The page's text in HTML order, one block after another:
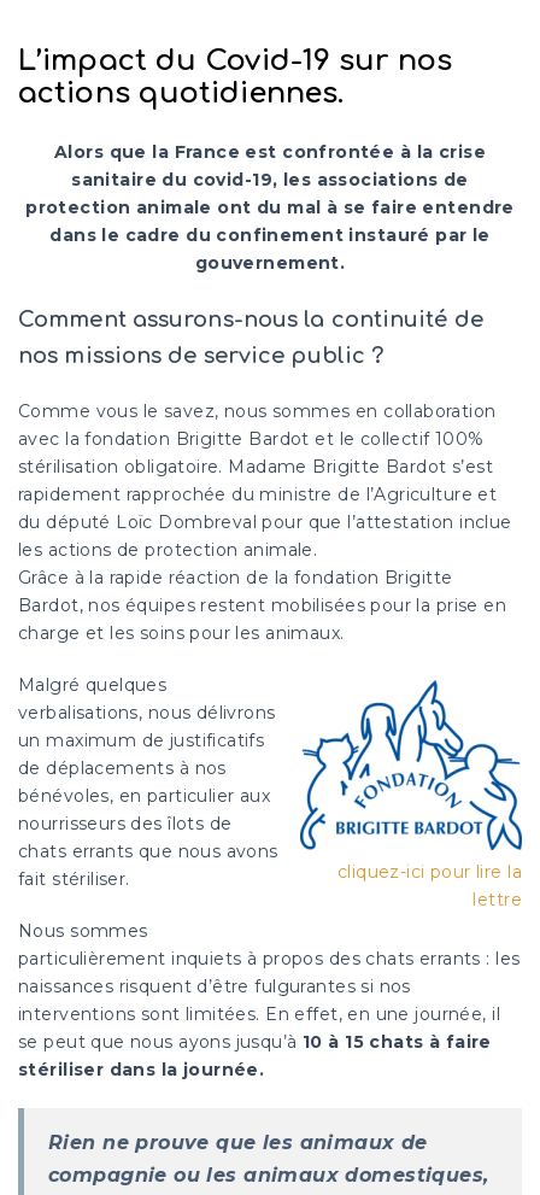
L’impact du Covid-19 sur nos
actions quotidiennes.
Alors que la France est confrontée à la crise
sanitaire du covid-19, les associations de
protection animale ont du mal à se faire entendre
dans le cadre du confinement instauré par le
gouvernement.
Comment assurons-nous la continuité de
nos missions de service public ?
Comme vous le savez, nous sommes en collaboration
avec la fondation Brigitte Bardot et le collectif 100%
stérilisation obligatoire. Madame Brigitte Bardot s’est
rapidement rapprochée du ministre de l’Agriculture et
du député Loïc Dombreval pour que l’attestation inclue
les actions de protection animale.
Grâce à la rapide réaction de la fondation Brigitte
Bardot, nos équipes restent mobilisées pour la prise en
charge et les soins pour les animaux.
cliquez-ici pour lire la
lettre
Malgré quelques
verbalisations, nous délivrons
un maximum de justificatifs
de déplacements à nos
bénévoles, en particulier aux
nourrisseurs des îlots de
chats errants que nous avons
fait stériliser.
Nous sommes
particulièrement inquiets à propos des chats errants : les
naissances risquent d’être fulgurantes si nos
interventions sont limitées. En effet, en une journée, il
se peut que nous ayons jusqu’à 10 à 15 chats à faire
stériliser dans la journée.
Rien ne prouve que les animaux de
compagnie ou les animaux domestiques,